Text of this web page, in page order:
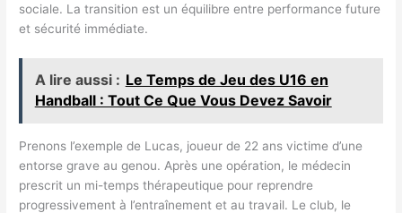
sociale. La transition est un équilibre entre performance future
et sécurité immédiate.
A lire aussi : Le Temps de Jeu des U16 en
Handball : Tout Ce Que Vous Devez Savoir
Prenons l’exemple de Lucas, joueur de 22 ans victime d’une
entorse grave au genou. Après une opération, le médecin
prescrit un mi-temps thérapeutique pour reprendre
progressivement à l’entraînement et au travail. Le club, le